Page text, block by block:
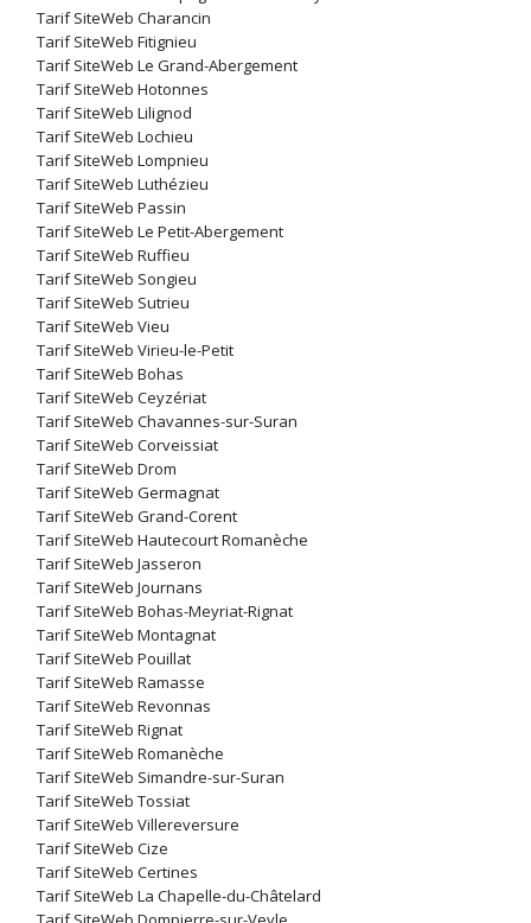
Tarif SiteWeb Charancin
Tarif SiteWeb Fitignieu
Tarif SiteWeb Le Grand-Abergement
Tarif SiteWeb Hotonnes
Tarif SiteWeb Lilignod
Tarif SiteWeb Lochieu
Tarif SiteWeb Lompnieu
Tarif SiteWeb Luthézieu
Tarif SiteWeb Passin
Tarif SiteWeb Le Petit-Abergement
Tarif SiteWeb Ruffieu
Tarif SiteWeb Songieu
Tarif SiteWeb Sutrieu
Tarif SiteWeb Vieu
Tarif SiteWeb Virieu-le-Petit
Tarif SiteWeb Bohas
Tarif SiteWeb Ceyzériat
Tarif SiteWeb Chavannes-sur-Suran
Tarif SiteWeb Corveissiat
Tarif SiteWeb Drom
Tarif SiteWeb Germagnat
Tarif SiteWeb Grand-Corent
Tarif SiteWeb Hautecourt Romanèche
Tarif SiteWeb Jasseron
Tarif SiteWeb Journans
Tarif SiteWeb Bohas-Meyriat-Rignat
Tarif SiteWeb Montagnat
Tarif SiteWeb Pouillat
Tarif SiteWeb Ramasse
Tarif SiteWeb Revonnas
Tarif SiteWeb Rignat
Tarif SiteWeb Romanèche
Tarif SiteWeb Simandre-sur-Suran
Tarif SiteWeb Tossiat
Tarif SiteWeb Villereversure
Tarif SiteWeb Cize
Tarif SiteWeb Certines
Tarif SiteWeb La Chapelle-du-Châtelard